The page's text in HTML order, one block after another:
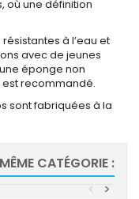
où une définition
à l’eau et
avec de jeunes
éponge non
recommandé.
sont fabriquées à la
CATÉGORIE :
>
<